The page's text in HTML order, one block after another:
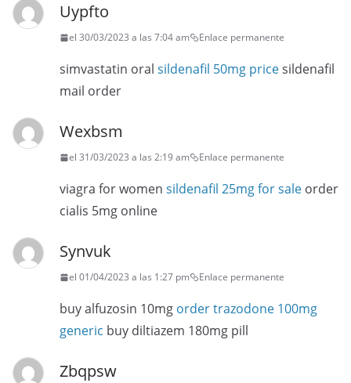
Uypfto
el 30/03/2023 a las 7:04 am Enlace permanente
simvastatin oral sildenafil 50mg pricesildenafil
mail order
Wexbsm
el 31/03/2023 a las 2:19 am Enlace permanente
viagra for women sildenafil 25mg for sale order
cialis 5mg online
Synvuk
el 01/04/2023 a las 1:27 pm Enlace permanente
buy alfuzosin 10mg order trazodone 100mg
generic buy diltiazem 180mg pill
Zbqpsw